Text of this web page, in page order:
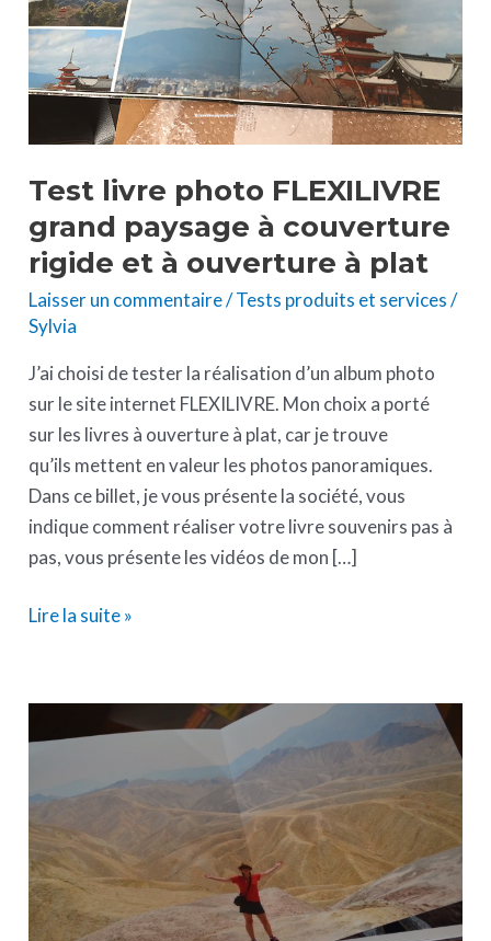
Test livre photo FLEXILIVRE
grand paysage à couverture
rigide et à ouverture à plat
Laisser un commentaire/Tests produits et services/
Sylvia
J’ai choisi de tester la réalisation d’un album photo
sur le site internet FLEXILIVRE. Mon choix a porté
sur les livres à ouverture à plat, car je trouve
qu’ils mettent en valeur les photos panoramiques.
Dans ce billet, je vous présente la société, vous
indique comment réaliser votre livre souvenirs pas à
pas, vous présente les vidéos de mon […]
à
couverture
rigide
à
à
plat
Lire la suite »
Pixum